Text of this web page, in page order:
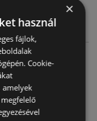
újság érvényesség
ig
már nem érvényes
2025.11.30
0,29 km
×
használ
fájlok,
Cookie-
amelyek